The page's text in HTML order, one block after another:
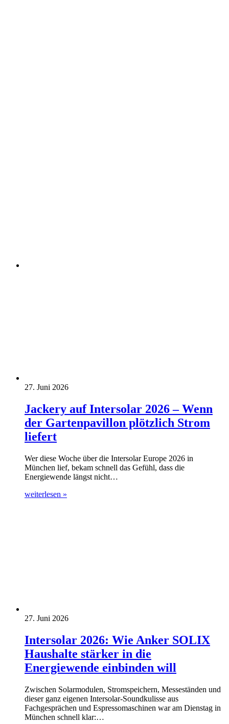
27. Juni 2026
Jackery auf Intersolar 2026 – Wenn
der Gartenpavillon plötzlich Strom
liefert
Wer diese Woche über die Intersolar Europe 2026 in
München lief, bekam schnell das Gefühl, dass die
Energiewende längst nicht…
weiterlesen »
27. Juni 2026
Intersolar 2026: Wie Anker SOLIX
Haushalte stärker in die
Energiewende einbinden will
Zwischen Solarmodulen, Stromspeichern, Messeständen und
dieser ganz eigenen Intersolar-Soundkulisse aus
Fachgesprächen und Espressomaschinen war am Dienstag in
München schnell klar:…